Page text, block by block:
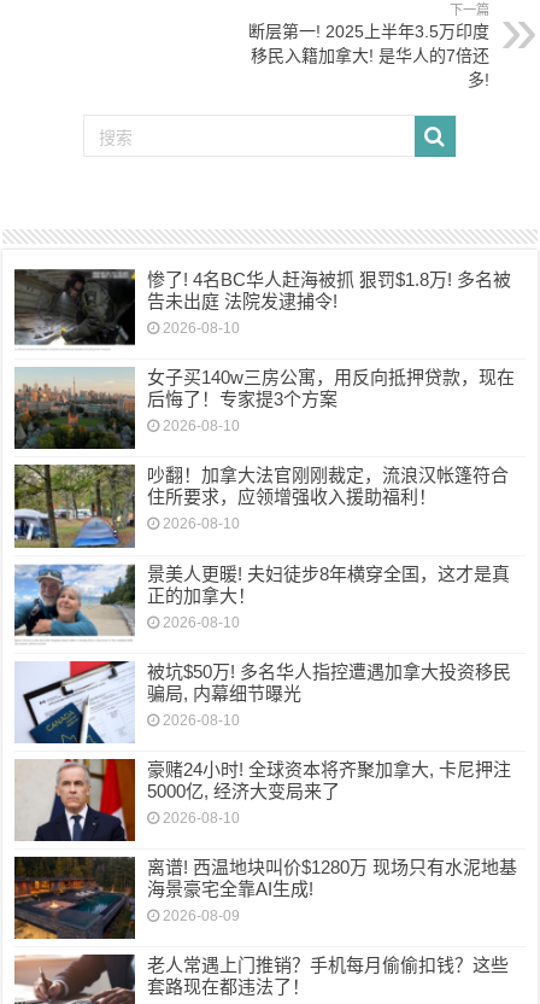
下一篇
断层第一! 2025上半年3.5万印度
移民入籍加拿大! 是华人的7倍还
多!
惨了! 4名BC华人赶海被抓 狠罚$1.8万! 多名被
告未出庭 法院发逮捕令!
2026-08-10
女子买140w三房公寓，用反向抵押贷款，现在
后悔了！专家提3个方案
2026-08-10
吵翻！加拿大法官刚刚裁定，流浪汉帐篷符合
住所要求，应领增强收入援助福利！
2026-08-10
景美人更暖! 夫妇徒步8年横穿全国，这才是真
正的加拿大！
2026-08-10
被坑$50万! 多名华人指控遭遇加拿大投资移民
骗局, 内幕细节曝光
2026-08-10
豪赌24小时! 全球资本将齐聚加拿大, 卡尼押注
5000亿, 经济大变局来了
2026-08-10
离谱! 西温地块叫价$1280万 现场只有水泥地基
海景豪宅全靠AI生成!
2026-08-09
老人常遇上门推销？手机每月偷偷扣钱？这些
套路现在都违法了！